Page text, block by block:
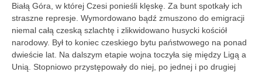
Białą Góra, w której Czesi ponieśli klęskę. Za bunt spotkały ich
straszne represje. Wymordowano bądź zmuszono do emigracji
niemal całą czeską szlachtę i zlikwidowano husycki kościół
narodowy. Był to koniec czeskiego bytu państwowego na ponad
dwieście lat. Na dalszym etapie wojna toczyła się między Ligą a
Unią. Stopniowo przystępowały do niej, po jednej i po drugiej